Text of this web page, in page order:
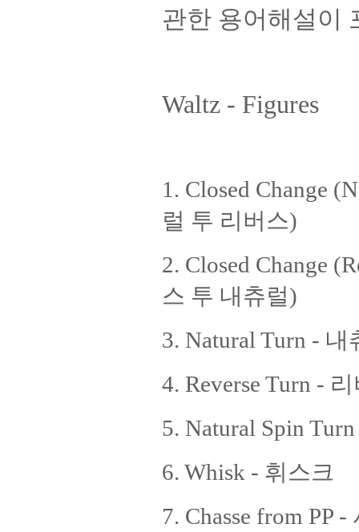
관한 용어해설이
Waltz - Figures
1. Closed Change
럴 투 리버스)
2. Closed Change
스 투 내츄럴)
3. Natural Turn - 내
4. Reverse Turn -
5. Natural Spin
6. Whisk - 휘스크
7. Chasse from PP